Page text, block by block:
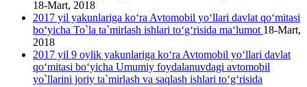
18-Mart, 2018
2017 yil yakunlariga ko‘ra Avtomobil yo‘llari davlat qo‘mitasi
bo‘yicha To`la ta`mirlash ishlari to‘g‘risida ma‘lumot 18-Mart,
2018
2017 yil 9 oylik yakunlariga ko‘ra Avtomobil yo‘llari davlat
qo‘mitasi bo‘yicha Umumiy foydalanuvdagi avtomobil
yo`llarini joriy ta`mirlash va saqlash ishlari to‘g‘risida